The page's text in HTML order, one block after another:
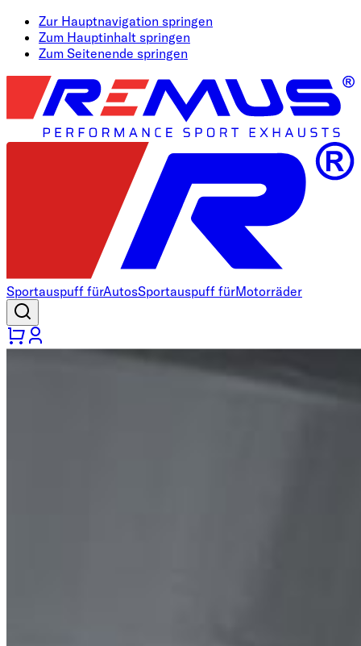
Zur Hauptnavigation springen
Zum Hauptinhalt springen
Zum Seitenende springen
Sportauspuff fürAutosSportauspuff fürMotorräder